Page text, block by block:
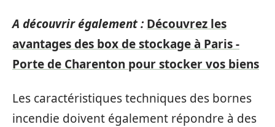
A découvrir également : Découvrez les
avantages des box de stockage à Paris -
Porte de Charenton pour stocker vos biens
Les caractéristiques techniques des bornes
incendie doivent également répondre à des